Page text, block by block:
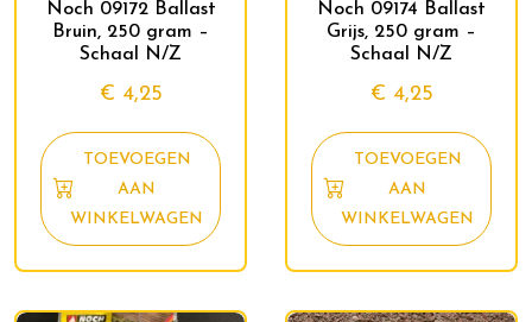
Noch 09172 Ballast
Bruin, 250 gram –
Schaal N/Z
€ 4,25
TOEVOEGEN
AAN
WINKELWAGEN
Noch 09174 Ballast
Grijs, 250 gram –
Schaal N/Z
€ 4,25
TOEVOEGEN
AAN
WINKELWAGEN